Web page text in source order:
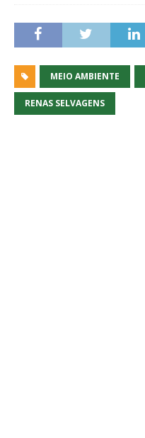
MEIO AMBIENTE
RENAS SELVAGENS